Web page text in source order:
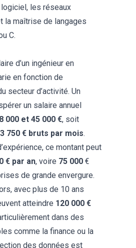
les réseaux
la maîtrise de langages
C.
d’un ingénieur en
en fonction de
secteur d’activité. Un
un salaire annuel
000 et 45 000 €, soit
750 € bruts par mois.
ce montant peut
€ par an, voire 75 000 €
de grande envergure.
avec plus de 10 ans
atteindre 120 000 €
dans des
comme la finance ou la
des données est